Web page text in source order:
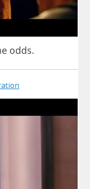
odds.